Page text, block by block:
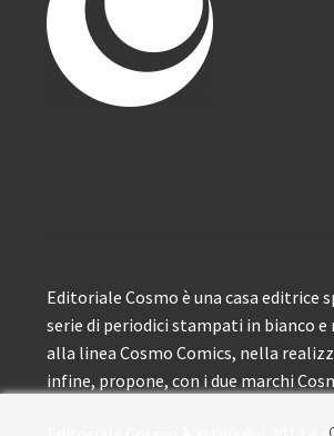
Editoriale Cosmo è una casa
serie di periodici stampati in bianco
alla linea Cosmo Comics, nella
infine, propone, con i due marchi